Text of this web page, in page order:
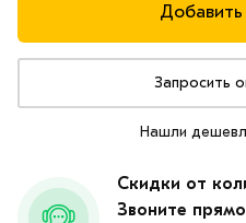
Добавить
Запросить
Нашли
Скидки от
Звоните